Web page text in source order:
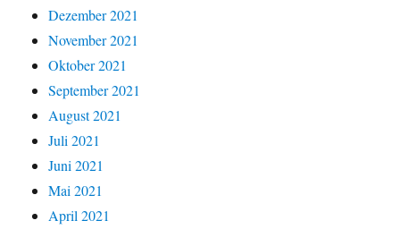
Dezember 2021
November 2021
Oktober 2021
September 2021
August 2021
Juli 2021
Juni 2021
Mai 2021
April 2021